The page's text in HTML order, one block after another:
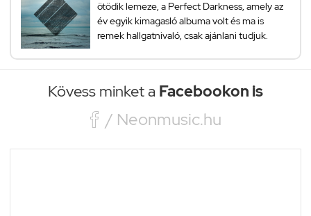
ötödik lemeze, a Perfect Darkness, amely az
év egyik kimagasló albuma volt és ma is
remek hallgatnivaló, csak ajánlani tudjuk.
Kövess minket a Facebookon is
 / Neonmusic.hu